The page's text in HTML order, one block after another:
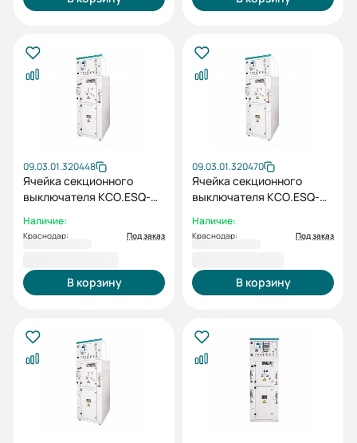
09.03.01.320448
Ячейка секционного
выключателя КСО.ESQ-
Наличие:
Краснодар: Под заказ
В корзину
09.03.01.320470
Ячейка секционного
выключателя КСО.ESQ-
Наличие:
Краснодар: Под заказ
В корзину